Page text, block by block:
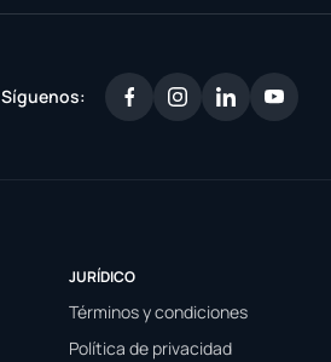
Síguenos:
JURÍDICO
Términos y condiciones
Política de privacidad